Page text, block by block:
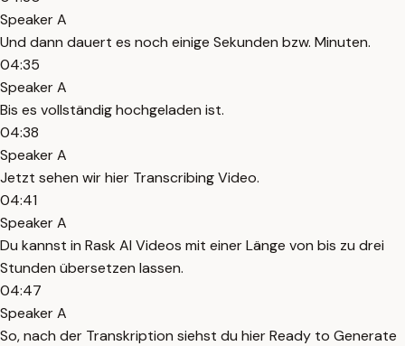
Speaker A
Und dann dauert es noch einige Sekunden bzw. Minuten.
04:35
Speaker A
Bis es vollständig hochgeladen ist.
04:38
Speaker A
Jetzt sehen wir hier Transcribing Video.
04:41
Speaker A
Du kannst in Rask AI Videos mit einer Länge von bis zu drei
Stunden übersetzen lassen.
04:47
Speaker A
So, nach der Transkription siehst du hier Ready to Generate